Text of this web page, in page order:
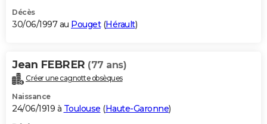
Décès
30/06/1997 au Pouget(Hérault)
Jean FEBRER (77 ans)
Créer une cagnotte obsèques
Naissance
24/06/1919 à Toulouse (Haute-Garonne)